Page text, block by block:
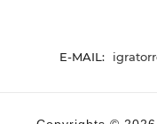
E-MAIL: